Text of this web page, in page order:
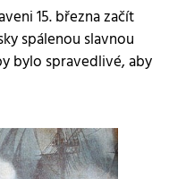
15. března začít
spálenou slavnou
bylo spravedlivé, aby